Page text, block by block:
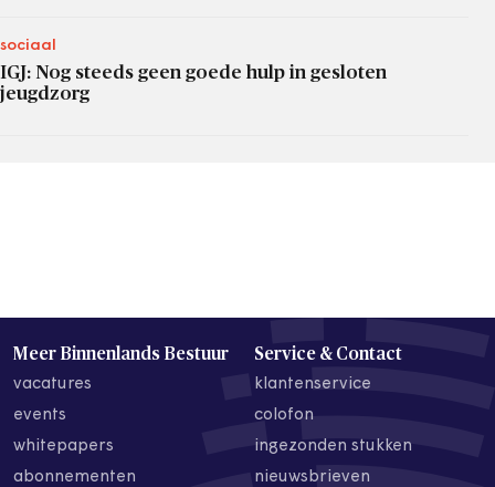
sociaal
IGJ: Nog steeds geen goede hulp in gesloten
jeugdzorg
Meer Binnenlands Bestuur
vacatures
events
whitepapers
abonnementen
Service & Contact
klantenservice
colofon
ingezonden stukken
nieuwsbrieven